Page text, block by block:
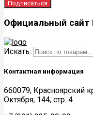
Официальный сайт
Искать:
Контактная информация
660079, Красноярский
Октября, 144, стр. 4